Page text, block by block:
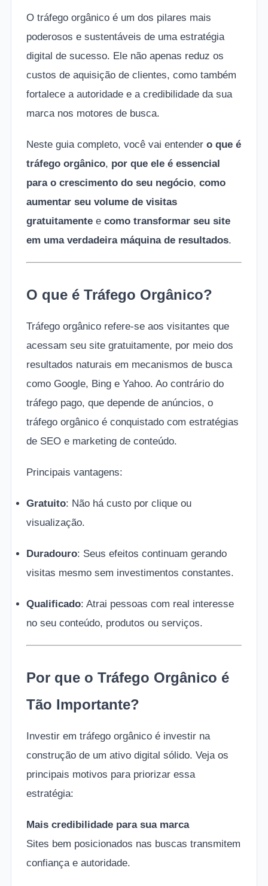
O tráfego orgânico é um dos pilares mais
poderosos e sustentáveis de uma estratégia
digital de sucesso. Ele não apenas reduz os
custos de aquisição de clientes, como também
fortalece a autoridade e a credibilidade da sua
marca nos motores de busca.
Neste guia completo, você vai entender o que é
tráfego orgânico, por que ele é essencial
para o crescimento do seu negócio, como
aumentar seu volume de visitas
gratuitamentee como transformar seu site
em uma verdadeira máquina de resultados.
O que é Tráfego Orgânico?
Tráfego orgânico refere-se aos visitantes que
acessam seu site gratuitamente, por meio dos
resultados naturais em mecanismos de busca
como Google, Bing e Yahoo. Ao contrário do
tráfego pago, que depende de anúncios, o
tráfego orgânico é conquistado com estratégias
de SEO e marketing de conteúdo.
Principais vantagens:
Gratuito: Não há custo por clique ou
visualização.
Duradouro: Seus efeitos continuam gerando
visitas mesmo sem investimentos constantes.
Qualificado: Atrai pessoas com real interesse
no seu conteúdo, produtos ou serviços.
Por que o Tráfego Orgânico é
Tão Importante?
Investir em tráfego orgânico é investir na
construção de um ativo digital sólido. Veja os
principais motivos para priorizar essa
estratégia:
Mais credibilidade para sua marca
Sites bem posicionados nas buscas transmitem
confiança e autoridade.